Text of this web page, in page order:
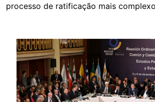
processo de ratificação mais
Image